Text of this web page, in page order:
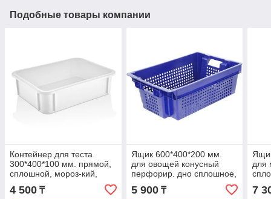
Подобные товары компании
Контейнер для теста
300*400*100 мм. прямой,
сплошной, мороз-кий,
белый полиэт.(крышка
76806) GP /1/1
4 500 ₸
Ящик 600*400*200 мм.
для овощей конусный
перфорир. дно сплошное,
синий (крышка 65079)
/1/140/
5 900₸
для
7